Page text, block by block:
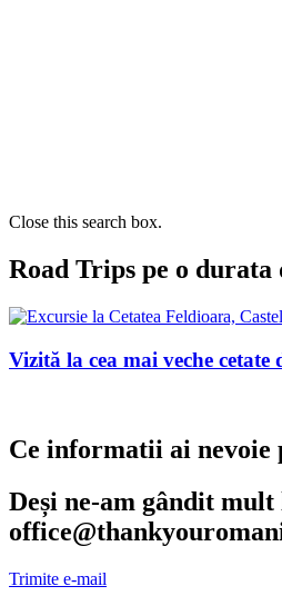
Close this search box.
Road Trips pe o durata
Vizită la cea mai veche
Ce informatii ai
Deși ne-am gândit mult
Trimite e-mail